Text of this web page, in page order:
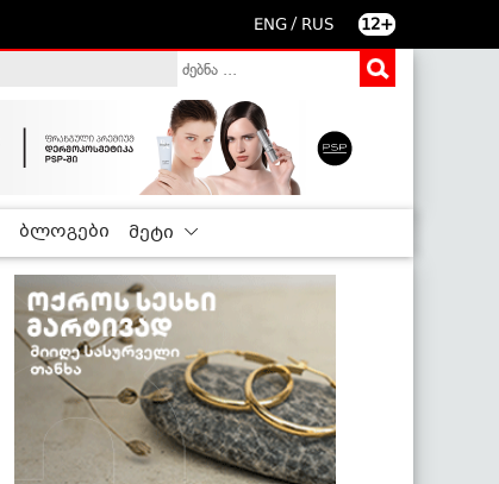
ENG / RUS 12+
ბლოგები მეტი